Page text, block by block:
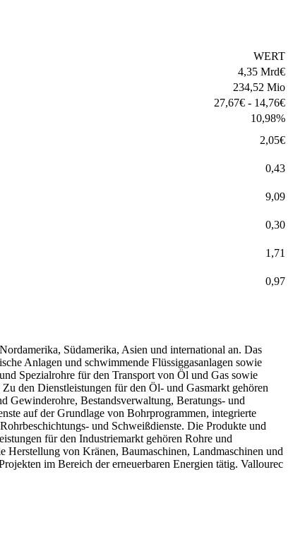
WERT
4,35 Mrd€
234,52 Mio
27,67€ - 14,76€
10,98%
2,05€
0,43
9,09
0,30
1,71
0,97
Südamerika, Asien und international an. Das
Anlagen und schwimmende Flüssiggasanlagen sowie
Spezialrohre für den Transport von Öl und Gas sowie
den Dienstleistungen für den Öl- und Gasmarkt gehören
Gewinderohre, Bestandsverwaltung, Beratungs- und
auf der Grundlage von Bohrprogrammen, integrierte
und Schweißdienste. Die Produkte und
für den Industriemarkt gehören Rohre und
von Kränen, Baumaschinen, Landmaschinen und
im Bereich der erneuerbaren Energien tätig. Vallourec